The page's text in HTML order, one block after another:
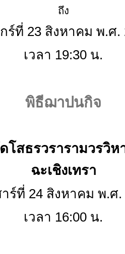
ถึง
ร์ที่ 23 สิงหาคม พ.ศ.
เวลา 19:30 น.
พิธีฌาปนกิจ
โสธรวรารามวรวิห
ฉะเชิงเทรา
าร์ที่ 24 สิงหาคม พ.ศ.
เวลา 16:00 น.